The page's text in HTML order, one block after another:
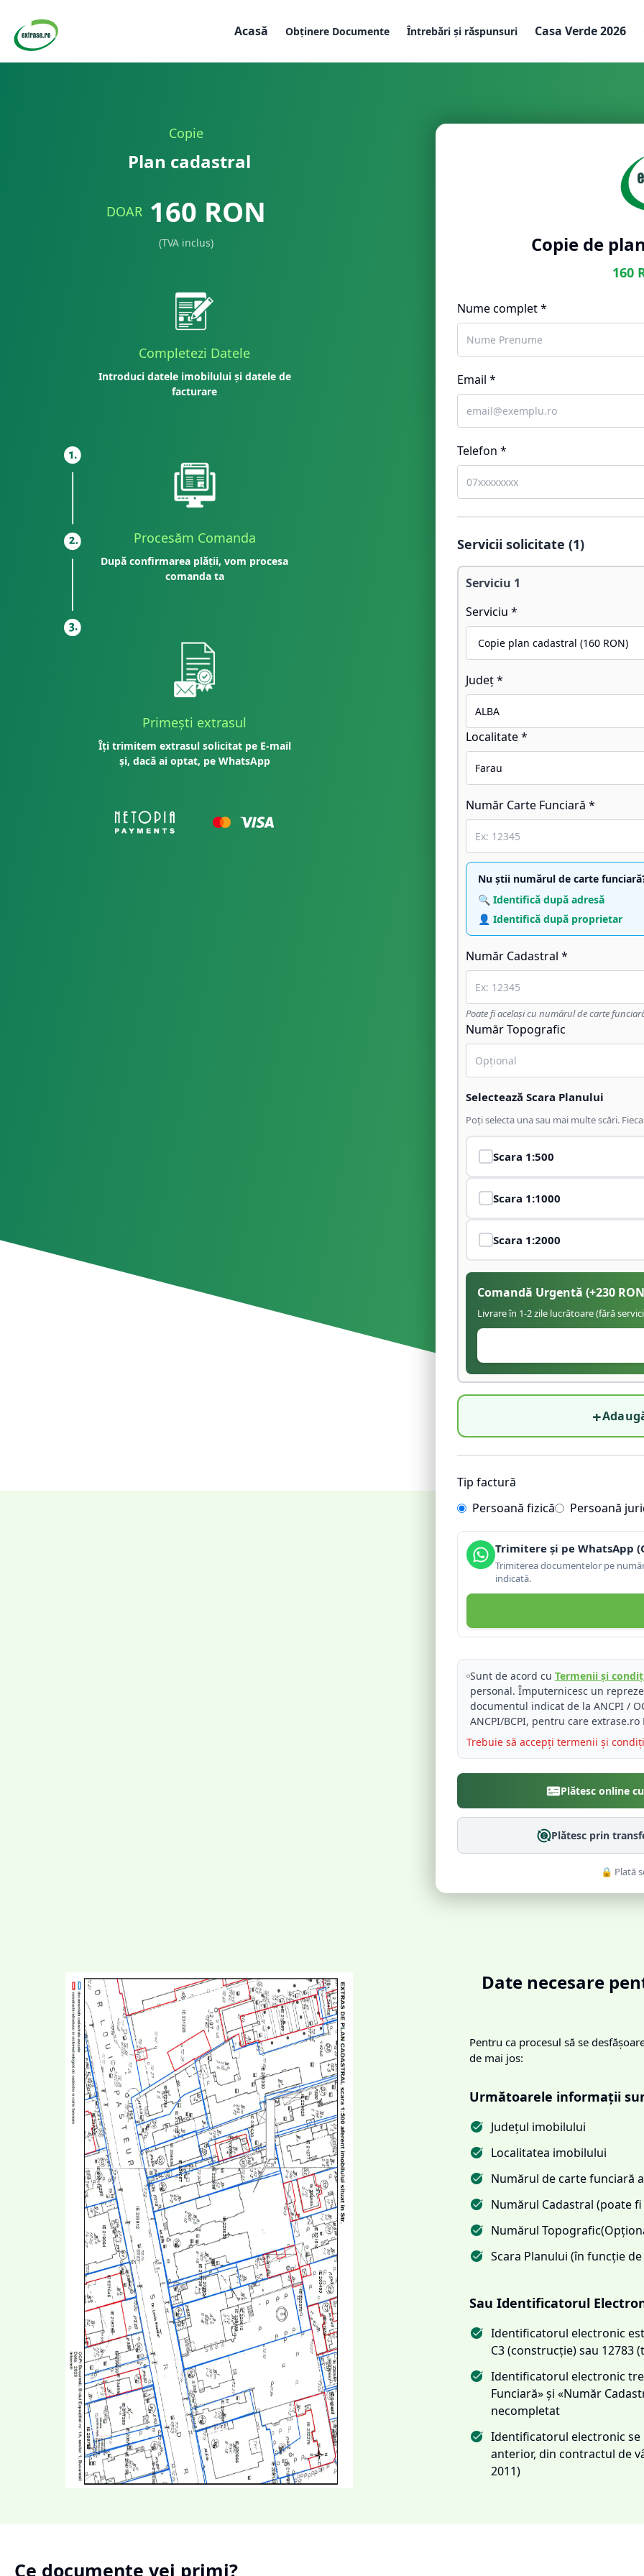
Acasă Obținere Documente Întrebări și răspunsuri Casa Verde 2026
Copie
Plan cadastral
DOAR 160 RON
(TVA inclus)
Completezi Datele
Introduci datele imobilului și datele de
facturare
Procesăm Comanda
După confirmarea plății, vom procesa
comanda ta
Primești extrasul
Îți trimitem extrasul solicitat pe E-mail
și, dacă ai optat, pe WhatsApp
Copie de
160
Nume complet *
Email *
Telefon *
Servicii solicitate (1)
Serviciu 1
Serviciu *
Județ *
Localitate *
Număr Carte Funciară *
Nu știi numărul de carte
🔍 Identifică după adresă
👤 Identifică după proprietar
Număr Cadastral *
Poate fi același cu numărul de carte
Număr Topografic
Selectează Scara Planului
Poți selecta una sau mai multe scări.
Scara 1:500
Scara 1:1000
Scara 1:2000
Comandă Urgentă (+230
Livrare în 1-2 zile lucrătoare (fără
+
Tip factură
Persoană fizică
Persoană
Trimitere și pe WhatsApp
Trimiterea documentelor pe
indicată.
Sunt de acord cu Termenii și
personal. Împuternicesc un
documentul indicat de la ANCPI /
ANCPI/BCPI, pentru care
Trebuie să accepți termenii și
Plătesc online
Plătesc prin
🔒 Plată
Date necesare
Pentru ca procesul să se
de mai jos:
Următoarele informații
Județul imobilului
Localitatea imobilului
Numărul de carte funciară
Numărul Cadastral (poate
Numărul
Scara Planului (în funcție
Sau Identificatorul
Identificatorul electronic
C3 (construcție) sau 12783
Identificatorul electronic
Funciară» și «Număr
necompletat
Identificatorul electronic
anterior, din contractul de
2011)
Ce documente vei primi?